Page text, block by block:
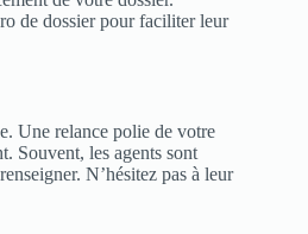
de dossier pour faciliter leur
Une relance polie de votre
Souvent, les agents sont
N’hésitez pas à leur